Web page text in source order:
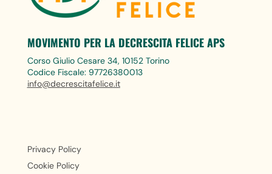
MOVIMENTO PER LA DECRESCITA FELICE APS
Corso Giulio Cesare 34, 10152 Torino
Codice Fiscale: 97726380013
info@decrescitafelice.it
Privacy Policy
Cookie Policy